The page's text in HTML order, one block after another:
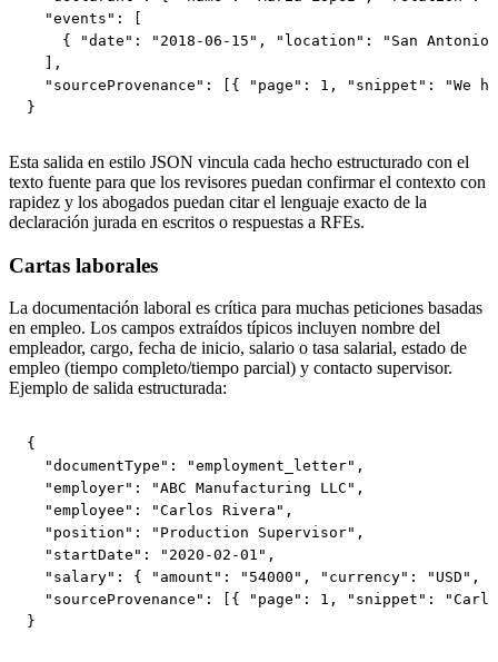
  "events": [
{ "date": "2018-06-15", "location": "San
  ],
"sourceProvenance": [{ "page": 1, "snippet": "We
}
Esta salida en estilo JSON vincula cada hecho estructurado con el
texto fuente para que los revisores puedan confirmar el contexto con
rapidez y los abogados puedan citar el lenguaje exacto de la
declaración jurada en escritos o respuestas a RFEs.
Cartas laborales
La documentación laboral es crítica para muchas peticiones basadas
en empleo. Los campos extraídos típicos incluyen nombre del
empleador, cargo, fecha de inicio, salario o tasa salarial, estado de
empleo (tiempo completo/tiempo parcial) y contacto supervisor.
Ejemplo de salida estructurada:
{
  "documentType": "employment_letter",
  "employer": "ABC Manufacturing LLC",
  "employee": "Carlos Rivera",
  "position": "Production Supervisor",
  "startDate": "2020-02-01",
"salary": { "amount": "54000", "currency": "USD",
"sourceProvenance": [{ "page": 1, "snippet":
}